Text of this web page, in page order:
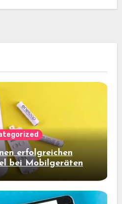
erfolgreichen
bei Mobilgeräten